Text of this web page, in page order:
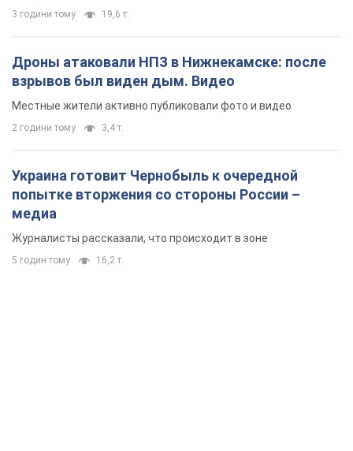
3 години тому 19,6 т.
Дроны атаковали НПЗ в Нижнекамске: после
взрывов был виден дым. Видео
Местные жители активно публиковали фото и видео
2 години тому 3,4 т.
Украина готовит Чернобыль к очередной
попытке вторжения со стороны России –
медиа
Журналисты рассказали, что происходит в зоне
5 годин тому 16,2 т.